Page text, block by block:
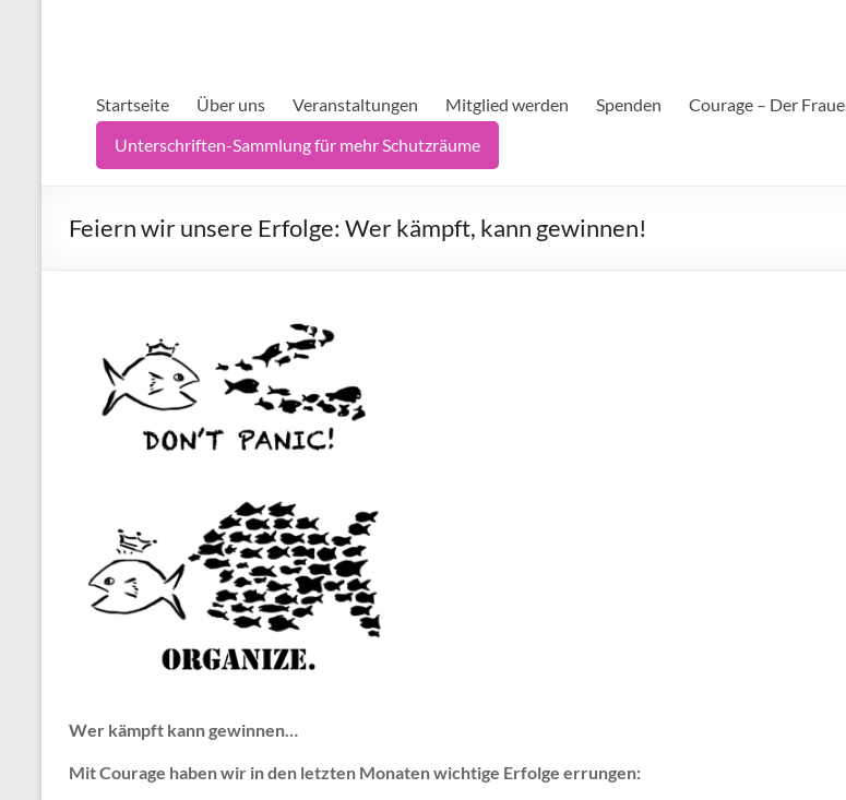
Startseite Über uns Veranstaltungen Mitglied werden Spenden Courage – Der
Unterschriften-Sammlung für mehr Schutzräume
Feiern wir unsere Erfolge: Wer kämpft, kann gewinnen!
Wer kämpft kann gewinnen…
Mit Courage haben wir in den letzten Monaten wichtige Erfolge errungen: